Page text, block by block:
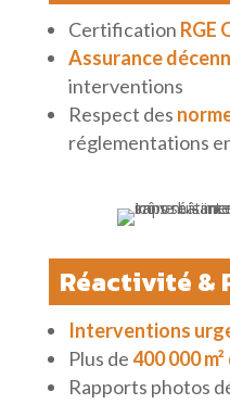
Certification RGE
Assurance
interventions
Respect des
réglementations
Réactivité &
Interventions
Plus de400 000 m²
Rapports photos